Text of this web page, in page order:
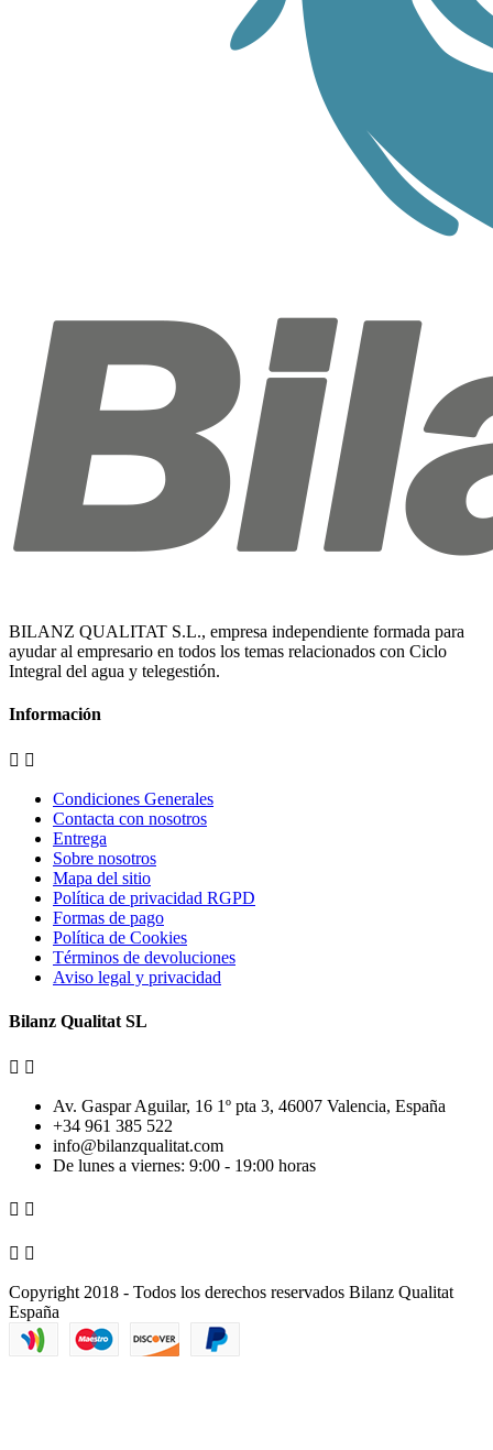
BILANZ QUALITAT S.L., empresa independiente formada para
ayudar al empresario en todos los temas relacionados con Ciclo
Integral del agua y telegestión.
Información
 
Condiciones Generales
Contacta con nosotros
Entrega
Sobre nosotros
Mapa del sitio
Política de privacidad RGPD
Formas de pago
Política de Cookies
Términos de devoluciones
Aviso legal y privacidad
Bilanz Qualitat SL
 
Av. Gaspar Aguilar, 16 1º pta 3, 46007 Valencia, España
+34 961 385 522
info@bilanzqualitat.com
De lunes a viernes: 9:00 - 19:00 horas
 
 
Copyright 2018 - Todos los derechos reservados Bilanz Qualitat
España